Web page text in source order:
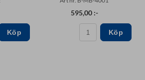
Köp
595,00 :-
Köp